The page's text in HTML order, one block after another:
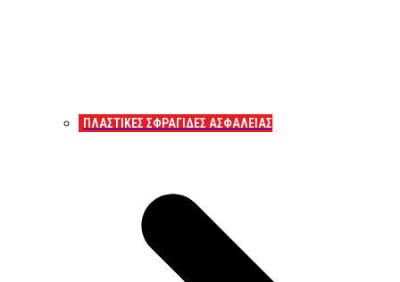
ΠΛΑΣΤΙΚΕΣ ΣΦΡΑΓΙΔΕΣ ΑΣΦΑΛΕΙΑΣ